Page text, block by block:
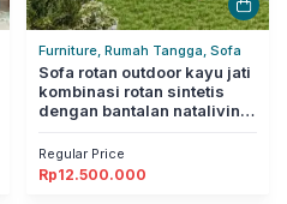
Furniture, Rumah Tangga, Sofa
Sofa rotan outdoor kayu jati
kombinasi rotan sintetis
dengan bantalan nataliving
Regular Price
Rp12.500.000